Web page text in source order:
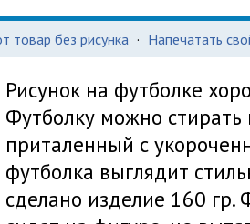
товар без рисунка · Напечатать
Рисунок на футболке
Футболку можно
приталенный с
футболка выглядит
сделано изделие 160 гр.